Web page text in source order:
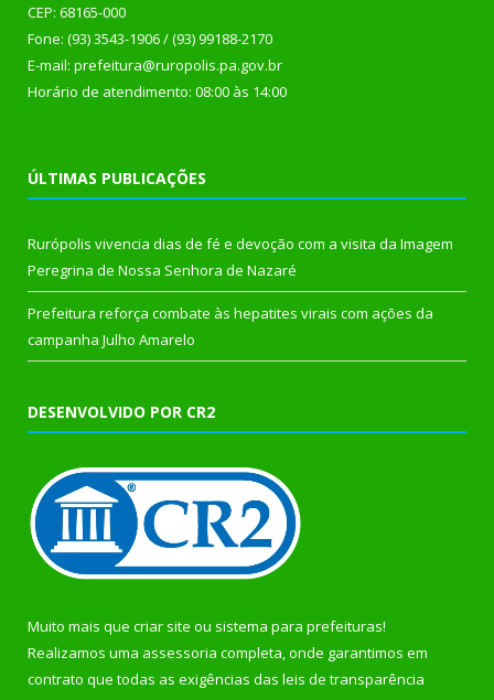
CEP: 68165-000
Fone: (93) 3543-1906 / (93) 99188-2170
E-mail: prefeitura@ruropolis.pa.gov.br
Horário de atendimento: 08:00 às 14:00
ÚLTIMAS PUBLICAÇÕES
Rurópolis vivencia dias de fé e devoção com a visita da Imagem
Peregrina de Nossa Senhora de Nazaré
Prefeitura reforça combate às hepatites virais com ações da
campanha Julho Amarelo
DESENVOLVIDO POR CR2
Muito mais que criar site ou sistema para prefeituras!
Realizamos uma assessoria completa, onde garantimos em
contrato que todas as exigências das leis de transparência